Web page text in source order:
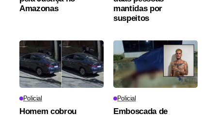
Amazonas
mantidas por
suspeitos
Policial
Homem cobrou
Policial
Emboscada de